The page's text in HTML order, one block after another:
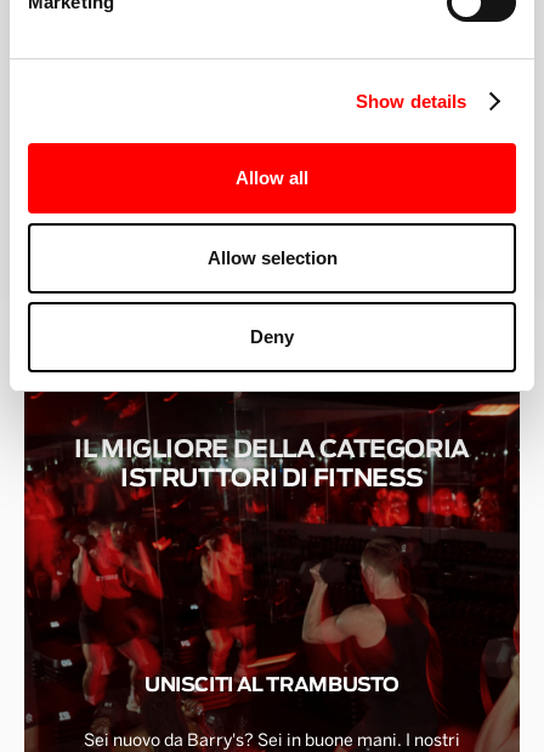
Show details
Allow all
Allow selection
Deny
Segui il tuo ritmo
più pesante. Le opzioni e le modifiche sono sempre
un'intera comunità per mantenerti motivato
PRENOTA LA TUA PRIMA LEZIONE
IL MIGLIORE DELLA CATEGORIA
ISTRUTTORI DI FITNESS
UNISCITI AL TRAMBUSTO
Sei nuovo da Barry's? Sei in buone mani. I nostri